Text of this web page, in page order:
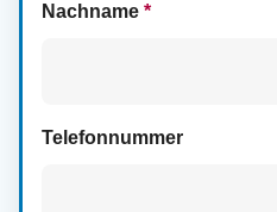
Nachname *
Telefonnummer